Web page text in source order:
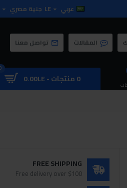
عربي LE جنية مصري
المقالات تواصل معنا
0 منتجات - 0.00LE
FREE SHIPPING
Free delivery over $100